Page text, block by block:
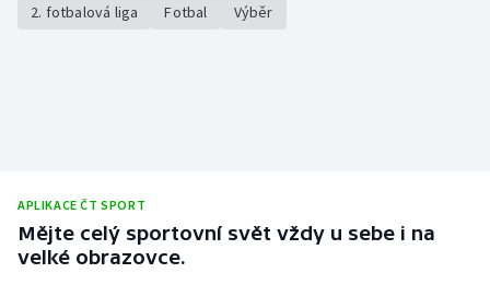
2. fotbalová liga Fotbal Výběr
APLIKACE ČT SPORT
Mějte celý sportovní svět vždy u sebe i na
velké obrazovce.